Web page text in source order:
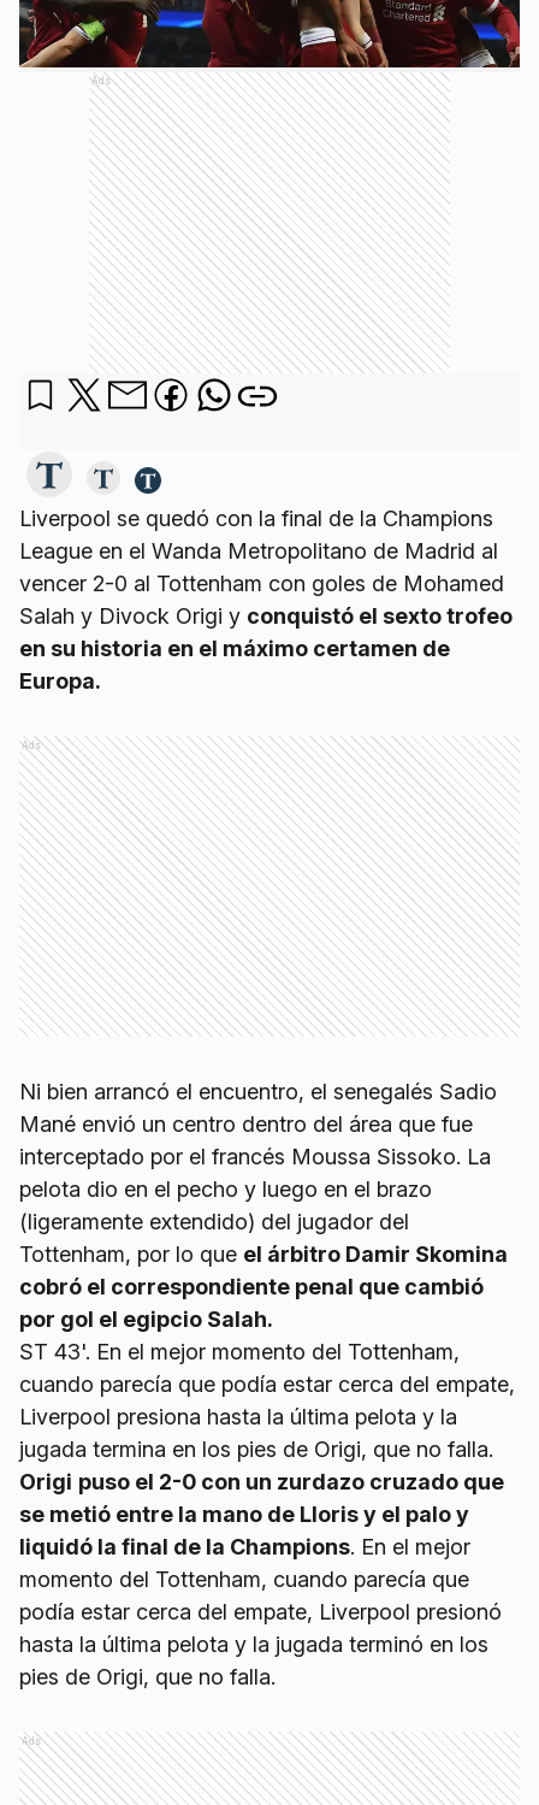
Ads
Liverpool se quedó con la final de la Champions
League en el Wanda Metropolitano de Madrid al
vencer 2-0 al Tottenham con goles de Mohamed
Salah y Divock Origi y conquistó el sexto trofeo
en su historia en el máximo certamen de
Europa.
Ads
Ni bien arrancó el encuentro, el senegalés Sadio
Mané envió un centro dentro del área que fue
interceptado por el francés Moussa Sissoko. La
pelota dio en el pecho y luego en el brazo
(ligeramente extendido) del jugador del
Tottenham, por lo que el árbitro Damir Skomina
cobró el correspondiente penal que cambió
por gol el egipcio Salah.
ST 43'. En el mejor momento del Tottenham,
cuando parecía que podía estar cerca del empate,
Liverpool presiona hasta la última pelota y la
jugada termina en los pies de Origi, que no falla.
Origi puso el 2-0 con un zurdazo cruzado que
se metió entre la mano de Lloris y el palo y
liquidó la final de la Champions. En el mejor
momento del Tottenham, cuando parecía que
podía estar cerca del empate, Liverpool presionó
hasta la última pelota y la jugada terminó en los
pies de Origi, que no falla.
Ads